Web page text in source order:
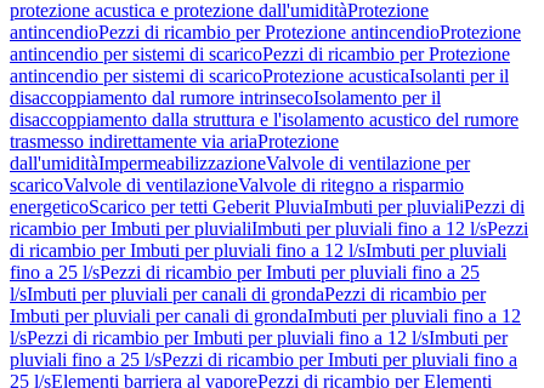
protezione acustica e protezione dall'umiditàProtezione
antincendioPezzi di ricambio per Protezione antincendioProtezione
antincendio per sistemi di scaricoPezzi di ricambio per Protezione
antincendio per sistemi di scaricoProtezione acusticaIsolanti per il
disaccoppiamento dal rumore intrinsecoIsolamento per il
disaccoppiamento dalla struttura e l'isolamento acustico del rumore
trasmesso indirettamente via ariaProtezione
dall'umiditàImpermeabilizzazioneValvole di ventilazione per
scaricoValvole di ventilazioneValvole di ritegno a risparmio
energeticoScarico per tetti Geberit PluviaImbuti per pluvialiPezzi di
ricambio per Imbuti per pluvialiImbuti per pluviali fino a 12 l/sPezzi
di ricambio per Imbuti per pluviali fino a 12 l/sImbuti per pluviali
fino a 25 l/sPezzi di ricambio per Imbuti per pluviali fino a 25
l/sImbuti per pluviali per canali di grondaPezzi di ricambio per
Imbuti per pluviali per canali di grondaImbuti per pluviali fino a 12
l/sPezzi di ricambio per Imbuti per pluviali fino a 12 l/sImbuti per
pluviali fino a 25 l/sPezzi di ricambio per Imbuti per pluviali fino a
25 l/sElementi barriera al vaporePezzi di ricambio per Elementi